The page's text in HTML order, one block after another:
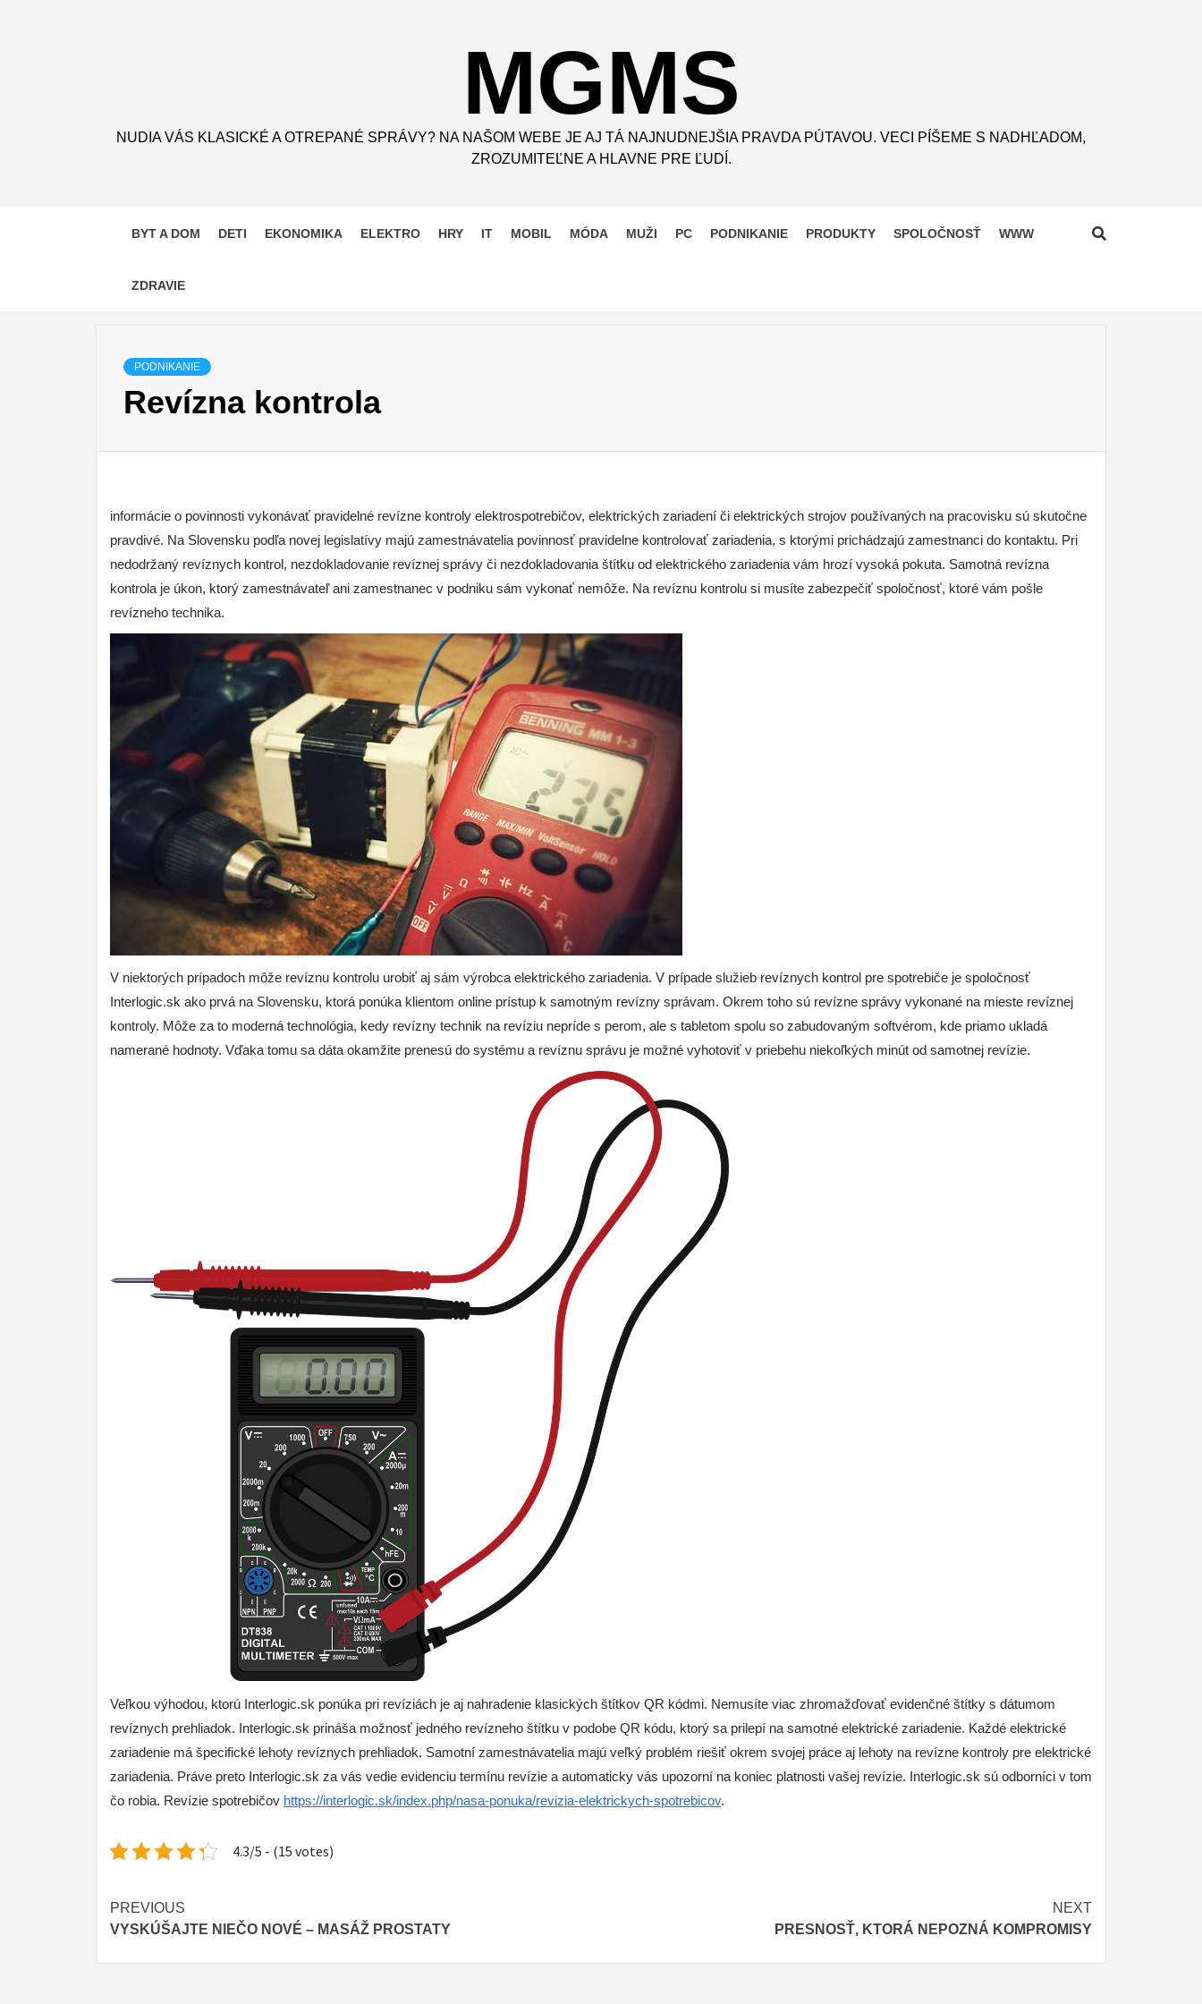
MGMS
NUDIA VÁS KLASICKÉ A OTREPANÉ SPRÁVY? NA NAŠOM WEBE JE AJ TÁ NAJNUDNEJŠIA PRAVDA PÚTAVOU. VECI PÍŠEME S NADHĽADOM,
ZROZUMITEĽNE A HLAVNE PRE ĽUDÍ.
BYT A DOM DETI EKONOMIKA ELEKTRO HRY IT MOBIL MÓDA MUŽI PC PODNIKANIE PRODUKTY SPOLOČNOSŤ WWW
ZDRAVIE
PODNIKANIE
Revízna kontrola
informácie o povinnosti vykonávať pravidelné revízne kontroly elektrospotrebičov, elektrických zariadení či elektrických strojov používaných na pracovisku sú skutočne
pravdivé. Na Slovensku podľa novej legislatívy majú zamestnávatelia povinnosť pravidelne kontrolovať zariadenia, s ktorými prichádzajú zamestnanci do kontaktu. Pri
nedodržaný revíznych kontrol, nezdokladovanie revíznej správy či nezdokladovania štítku od elektrického zariadenia vám hrozí vysoká pokuta. Samotná revízna
kontrola je úkon, ktorý zamestnávateľ ani zamestnanec v podniku sám vykonať nemôže. Na revíznu kontrolu si musíte zabezpečiť spoločnosť, ktoré vám pošle
revízneho technika.
V niektorých prípadoch môže revíznu kontrolu urobiť aj sám výrobca elektrického zariadenia. V prípade služieb revíznych kontrol pre spotrebiče je spoločnosť
Interlogic.sk ako prvá na Slovensku, ktorá ponúka klientom online prístup k samotným revízny správam. Okrem toho sú revízne správy vykonané na mieste revíznej
kontroly. Môže za to moderná technológia, kedy revízny technik na revíziu nepríde s perom, ale s tabletom spolu so zabudovaným softvérom, kde priamo ukladá
namerané hodnoty. Vďaka tomu sa dáta okamžite prenesú do systému a revíznu správu je možné vyhotoviť v priebehu niekoľkých minút od samotnej revízie.
Veľkou výhodou, ktorú Interlogic.sk ponúka pri revíziách je aj nahradenie klasických štítkov QR kódmi. Nemusíte viac zhromažďovať evidenčné štítky s dátumom
revíznych prehliadok. Interlogic.sk prináša možnosť jedného revízneho štítku v podobe QR kódu, ktorý sa prilepí na samotné elektrické zariadenie. Každé elektrické
zariadenie má špecifické lehoty revíznych prehliadok. Samotní zamestnávatelia majú veľký problém riešiť okrem svojej práce aj lehoty na revízne kontroly pre elektrické
zariadenia. Práve preto Interlogic.sk za vás vedie evidenciu termínu revízie a automaticky vás upozorní na koniec platnosti vašej revízie.
Interlogic.sk sú odborníci v tom
čo robia. Revízie spotrebičov https://interlogic.sk/index.php/nasa-ponuka/revizia-elektrickych-spotrebicov.
4.3/5 - (15 votes)
Continue
Reading
PREVIOUS
VYSKÚŠAJTE NIEČO NOVÉ – MASÁŽ PROSTATY
NEXT
PRESNOSŤ, KTORÁ NEPOZNÁ KOMPROMISY